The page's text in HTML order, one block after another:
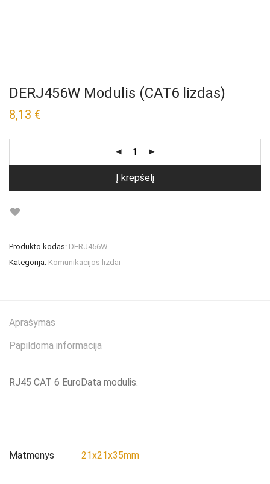
DERJ456W Modulis (CAT6 lizdas)
8,13 €
Į krepšelį
Produkto kodas: DERJ456W
Kategorija: Komunikacijos lizdai
Aprašymas
Papildoma informacija
RJ45 CAT 6 EuroData modulis.
Matmenys 21x21x35mm